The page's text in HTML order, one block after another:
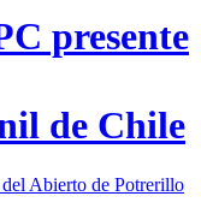
presente
de Chile